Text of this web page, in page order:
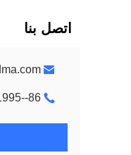
اتصل بنا
86--37201995